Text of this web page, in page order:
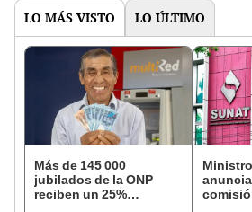
LO MÁS VISTO LO ÚLTIMO
Más de 145 000
jubilados de la ONP
reciben un 25%